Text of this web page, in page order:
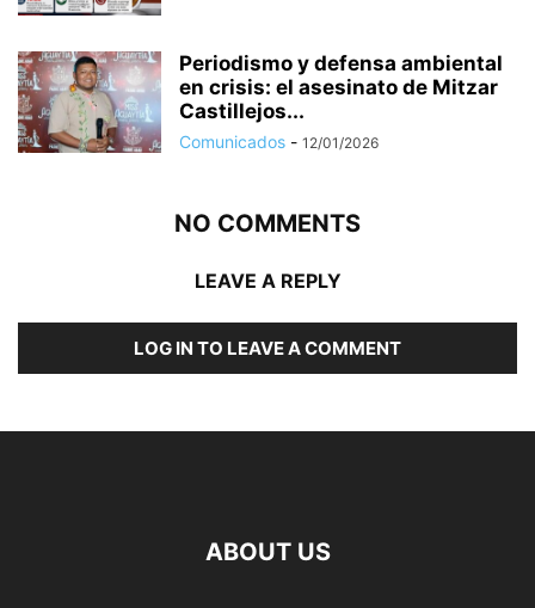
Periodismo y defensa ambiental
en crisis: el asesinato de Mitzar
Castillejos...
Comunicados - 12/01/2026
NO COMMENTS
LEAVE A REPLY
LOG IN TO LEAVE A COMMENT
ABOUT US